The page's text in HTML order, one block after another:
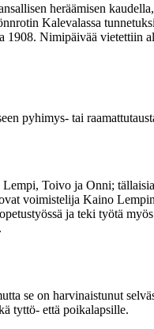
heräämisen
Kalevalassa
Nimipäivää vietettiin
pyhimys- tai
Toivo ja Onni;
voimistelija Kaino
ja teki työtä
se on harvinaistunut
tyttö- että poikalapsille.